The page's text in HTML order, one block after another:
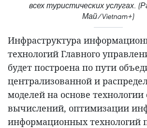
всех туристических услугах.
Май/Vietnam+)
Инфраструктура
технологий Главного
будет построена по пути
централизованной и
моделей на основе
вычислений, оптимизации
информационных технологий